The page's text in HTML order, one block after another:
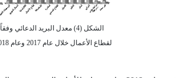
الشكل (4) معدل البريد الدعائي وفقاً
لقطاع الأعمال خلال عام 2017 وعام 2018